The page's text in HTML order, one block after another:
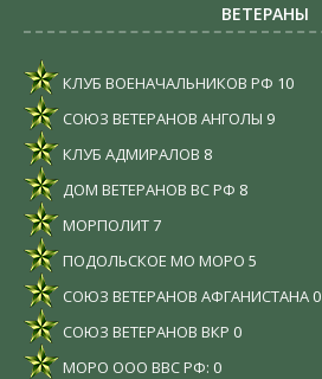
ВЕТЕРАНЫ
КЛУБ ВОЕНАЧАЛЬНИКОВ РФ 10
СОЮЗ ВЕТЕРАНОВ АНГОЛЫ 9
КЛУБ АДМИРАЛОВ 8
ДОМ ВЕТЕРАНОВ ВС РФ 8
МОРПОЛИТ7
ПОДОЛЬСКОЕ МО МОРО 5
СОЮЗ ВЕТЕРАНОВ АФГАНИСТАНА 0
СОЮЗ ВЕТЕРАНОВ ВКР 0
МОРО ООО ВВС РФ: 0